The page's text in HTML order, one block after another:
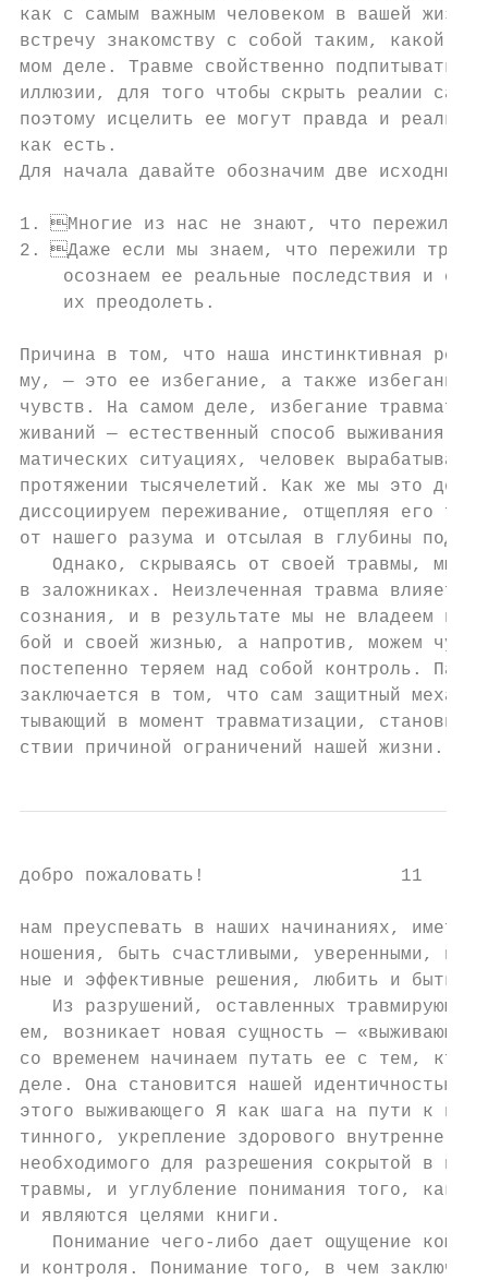
как с самым важным человеком в вашей
встречу знакомству с собой таким, какой
мом деле. Травме свойственно подпитывать
иллюзии, для того чтобы скрыть реалии
поэтому исцелить ее могут правда и
как есть.
Для начала давайте обозначим две исходные
1. Многие из нас не знают, что пережили
2. Даже если мы знаем, что пережили
осознаем ее реальные последствия и с
    их преодолеть.
Причина в том, что наша инстинктивная
му, — это ее избегание, а также избегание
чувств. На самом деле, избегание
живаний — естественный способ выживания в
матических ситуациях, человек вырабатывал
протяжении тысячелетий. Как же мы это
диссоциируем переживание, отщепляя его
от нашего разума и отсылая в глубины
Однако, скрываясь от своей травмы, мы
в заложниках. Неизлеченная травма влияет
сознания, и в результате мы не владеем в
бой и своей жизнью, а напротив, можем
постепенно теряем над собой контроль.
заключается в том, что сам защитный
тывающий в момент травматизации,
ствии причиной ограничений нашей жизни. Он
добро пожаловать!                  11
нам преуспевать в наших начинаниях, иметь
ношения, быть счастливыми, уверенными,
ные и эффективные решения, любить и быть
Из разрушений, оставленных травмирующим
ем, возникает новая сущность —
со временем начинаем путать ее с тем, кто
деле. Она становится нашей идентичностью.
этого выживающего Я как шага на пути к
тинного, укрепление здорового внутреннего
необходимого для разрешения сокрытой в
травмы, и углубление понимания того, как
и являются целями книги.
Понимание чего-либо дает ощущение
и контроля. Понимание того, в чем